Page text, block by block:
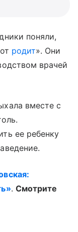
поняли,
родит». Они
врачей
вместе с
ее ребенку
. Смотрите